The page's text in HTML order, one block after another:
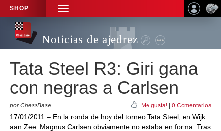
SHOP
TOGGLE
NAVIGATION
Noticias de ajedrez
Tata Steel R3: Giri gana
con negras a Carlsen
por ChessBase Me gusta! 0 Comentarios
17/01/2011 – En la ronda de hoy del torneo Tata Steel, en Wijk
aan Zee, Magnus Carlsen obviamente no estaba en forma. Tras